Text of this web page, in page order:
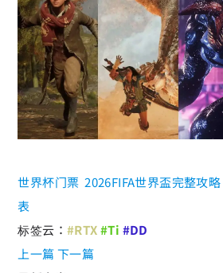
世界杯门票 2026FIFA世界盃完整攻略
表
标签云： #RTX#Ti #DD
上一篇下一篇